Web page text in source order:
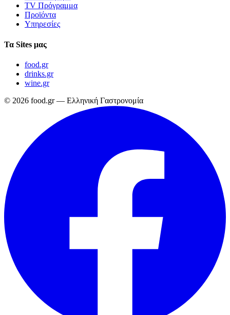
TV Πρόγραμμα
Προϊόντα
Υπηρεσίες
Τα Sites μας
food.gr
drinks.gr
wine.gr
© 2026 food.gr — Ελληνική Γαστρονομία